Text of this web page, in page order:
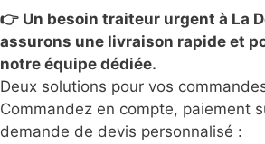
👉 Un besoin traiteur urgent à La
assurons une livraison rapide et
notre équipe dédiée.
Deux solutions pour vos
Commandez en compte, paiement
demande de devis personnalisé :